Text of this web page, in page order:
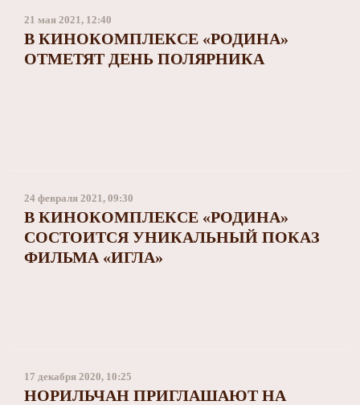
21 мая 2021, 12:40
В КИНОКОМПЛЕКСЕ «РОДИНА»
ОТМЕТЯТ ДЕНЬ ПОЛЯРНИКА
24 февраля 2021, 09:30
В КИНОКОМПЛЕКСЕ «РОДИНА»
СОСТОИТСЯ УНИКАЛЬНЫЙ ПОКАЗ
ФИЛЬМА «ИГЛА»
17 декабря 2020, 10:25
НОРИЛЬЧАН ПРИГЛАШАЮТ НА